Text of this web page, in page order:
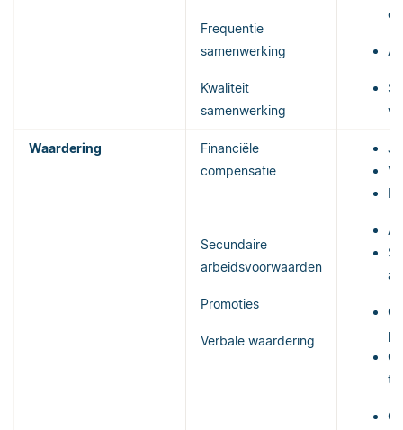
Frequentie
samenwerking
Kwaliteit
samenwerking
Waardering
Financiële
compensatie
Secundaire
arbeidsvoorwaarden
Promoties
Verbale waardering